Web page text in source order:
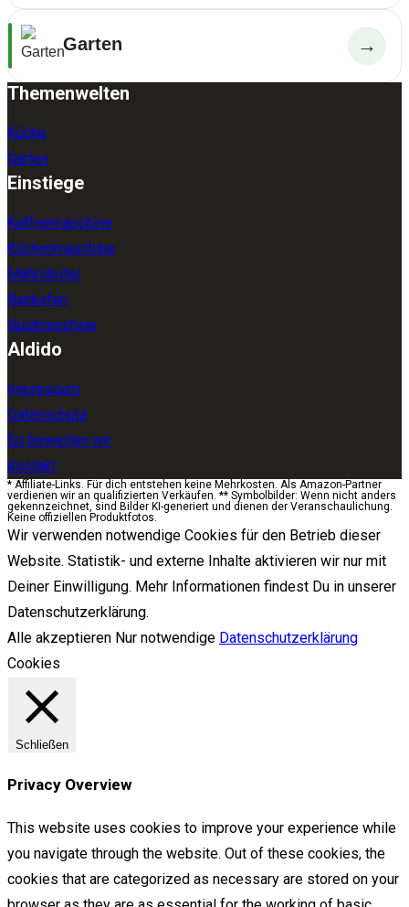
Garten →
Themenwelten
Küche
Garten
Einstiege
Kaffeemaschine
Küchenmaschine
Mähroboter
Backofen
Spülmaschine
Aldido
Impressum
Datenschutz
So bewerten wir
Kontakt
* Affiliate-Links. Für dich entstehen keine Mehrkosten. Als Amazon-Partner
verdienen wir an qualifizierten Verkäufen. ** Symbolbilder: Wenn nicht anders
gekennzeichnet, sind Bilder KI-generiert und dienen der Veranschaulichung.
Keine offiziellen Produktfotos.
Wir verwenden notwendige Cookies für den Betrieb dieser
Website. Statistik- und externe Inhalte aktivieren wir nur mit
Deiner Einwilligung. Mehr Informationen findest Du in unserer
Datenschutzerklärung.
Alle akzeptieren Nur notwendige Datenschutzerklärung
Cookies
Schließen
Privacy Overview
This website uses cookies to improve your experience while
you navigate through the website. Out of these cookies, the
cookies that are categorized as necessary are stored on your